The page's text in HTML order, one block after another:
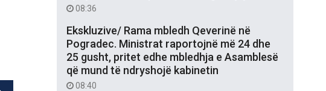
08:36
Ekskluzive/ Rama mbledh Qeverinë në
Pogradec. Ministrat raportojnë më 24 dhe
25 gusht, pritet edhe mbledhja e Asamblesë
që mund të ndryshojë kabinetin
08:40